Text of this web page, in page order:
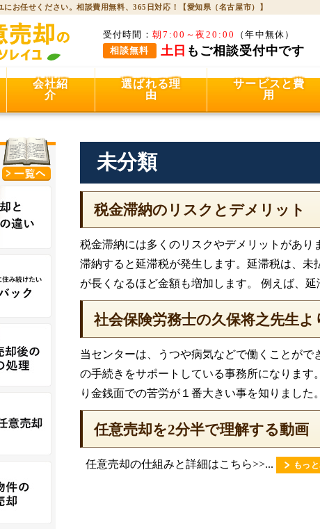
にお任せください。相談費用無料、365日対応！【愛知県（名古屋市）】
受付時間： 朝7:00～夜20:00
（年中無休）
相談無料
土日 もご相談受付中です
会社紹
介
選ばれる理
由
サービスと費
用
未分類
税金滞納のリスクとデメリット
税金滞納には多くのリスクやデメリットがあ
滞納すると延滞税が発生します。延滞税は、
が長くなるほど金額も増加します。 例えば、延
社会保険労務士の久保将之先生
当センターは、うつや病気などで働くことが
の手続きをサポートしている事務所になります
り金銭面での苦労が１番大きい事を知りました
任意売却を2分半で理解する動画
任意売却の仕組みと詳細はこちら>>... もっ